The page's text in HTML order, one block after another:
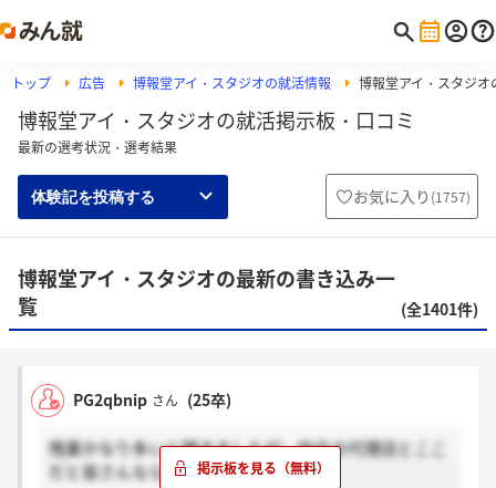
トップ 広告 博報堂アイ・スタジオの就活情報 博報堂アイ・スタジオ
博報堂アイ・スタジオの就活掲示板・口コミ
最新の選考状況・選考結果
体験記を投稿する お気に入り (1757)
博報堂アイ・スタジオの最新の書き込み一
覧
(全1401件)
PG2qbnip さん (25卒)
残業かなり多いと聞きましたが、総合の代理店とここ
だと皆さんならどっちにします？？